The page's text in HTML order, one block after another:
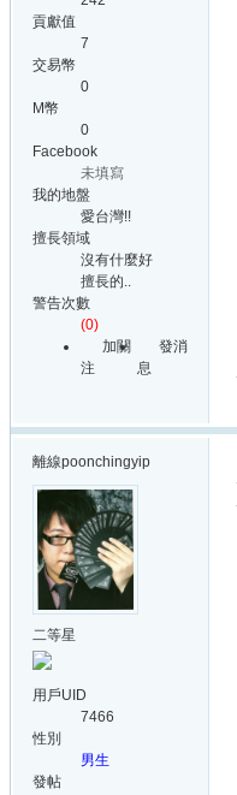
貢獻值
7
交易幣
0
M幣
0
Facebook
未填寫
我的地盤
愛台灣!!
擅長領域
沒有什麼好
擅長的..
警告次數
(0)
加關
注
發消
息
離線poonchingyip
二等星
用戶UID
7466
性別
男生
發帖